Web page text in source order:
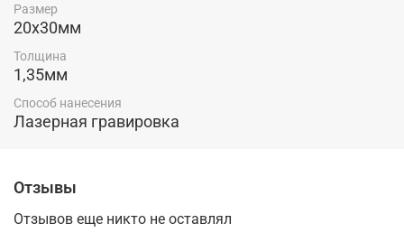
Размер
20х30мм
Толщина
1,35мм
Способ нанесения
Лазерная гравировка
Отзывы
Отзывов еще никто не оставлял